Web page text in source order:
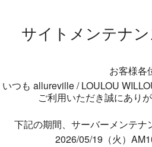
サイトメンテナ
お客様各
いつも allureville / LOULOU
ご利用いただき誠にあり
下記の期間、サーバーメンテナ
2026/05/19（火）